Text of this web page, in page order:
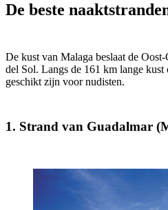
De beste
De kust van Malaga beslaat de
del Sol. Langs de 161 km lange kust
geschikt zijn voor nudisten.
1. Strand van Guadalmar